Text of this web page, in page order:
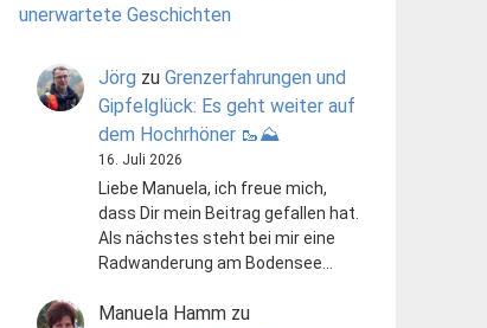
unerwartete Geschichten
Jörg zu Grenzerfahrungen und
Gipfelglück: Es geht weiter auf
dem Hochrhöner 🥾⛰️
16. Juli 2026
Liebe Manuela, ich freue mich,
dass Dir mein Beitrag gefallen hat.
Als nächstes steht bei mir eine
Radwanderung am Bodensee…
Manuela Hammzu